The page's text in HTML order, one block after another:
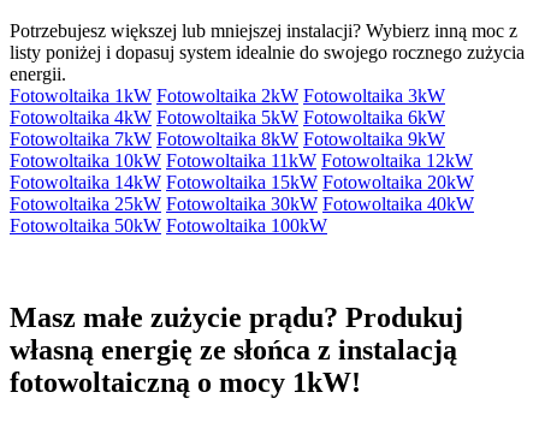
Potrzebujesz większej lub mniejszej instalacji? Wybierz inną moc z
listy poniżej i dopasuj system idealnie do swojego rocznego zużycia
energii.
Fotowoltaika 1kW Fotowoltaika 2kW Fotowoltaika 3kW
Fotowoltaika 4kW Fotowoltaika 5kW Fotowoltaika 6kW
Fotowoltaika 7kW Fotowoltaika 8kW Fotowoltaika 9kW
Fotowoltaika 10kW Fotowoltaika 11kW Fotowoltaika 12kW
Fotowoltaika 14kW Fotowoltaika 15kW Fotowoltaika 20kW
Fotowoltaika 25kW Fotowoltaika 30kW Fotowoltaika 40kW
Fotowoltaika 50kW Fotowoltaika 100kW
Masz małe zużycie prądu? Produkuj
własną energię ze słońca z instalacją
fotowoltaiczną o mocy 1kW!